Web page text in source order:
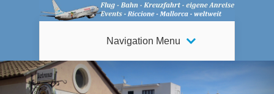
Navigation Menu